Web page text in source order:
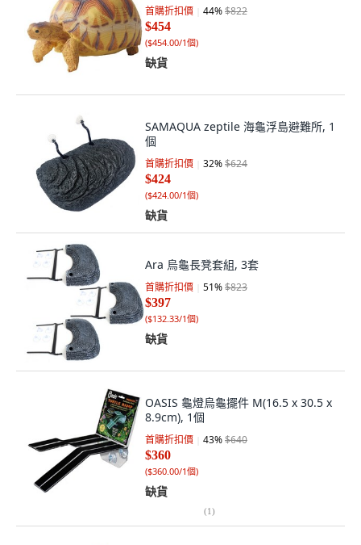
首購折扣價 44%$822
$454
($454.00/1個)
缺貨
SAMAQUA zeptile 海龜浮島避難所, 1
個
首購折扣價 32%$624
$424
($424.00/1個)
缺貨
Ara 烏龜長凳套組, 3套
首購折扣價 51%$823
$397
($132.33/1個)
缺貨
OASIS 龜燈烏龜擺件 M(16.5 x 30.5 x
8.9cm), 1個
首購折扣價 43%$640
$360
($360.00/1個)
缺貨
(1)